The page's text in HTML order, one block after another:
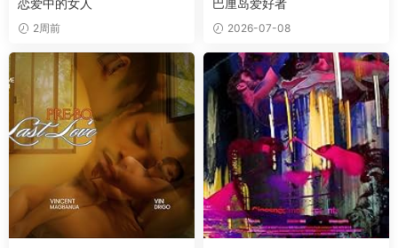
恋爱中的女人
2周前
巴厘岛爱好者
2026-07-08